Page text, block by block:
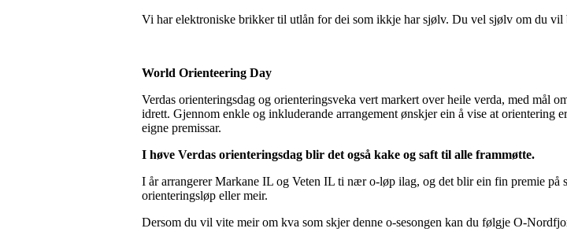
Vi har elektroniske brikker til utlån for dei som ikkje har sjølv. Du vel sjølv om du vil
World Orienteering Day
Verdas orienteringsdag og orienteringsveka vert markert over heile verda, med mål
idrett. Gjennom enkle og inkluderande arrangement ønskjer ein å vise at orientering
eigne premissar.
I høve Verdas orienteringsdag blir det også kake og saft til alle frammøtte.
I år arrangerer Markane IL og Veten IL ti nær o-løp ilag, og det blir ein fin premie på
orienteringsløp eller meir.
Dersom du vil vite meir om kva som skjer denne o-sesongen kan du følgje O-